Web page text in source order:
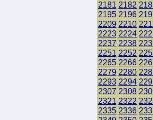
2181 2182
2195 2196
2209 2210
2223 2224
2237 2238
2251 2252
2265 2266
2279 2280
2293 2294
2307 2308
2321 2322
2335 2336